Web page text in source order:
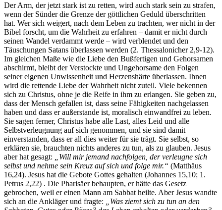
Der Arm, der jetzt stark ist zu retten, wird auch stark sein zu strafen,
wenn der Sünder die Grenze der göttlichen Geduld überschritten
hat. Wer sich weigert, nach dem Leben zu trachten, wer nicht in der
Bibel forscht, um die Wahrheit zu erfahren – damit er nicht durch
seinen Wandel verdammt werde – wird verblendet und den
Täuschungen Satans überlassen werden (2. Thessalonicher 2,9-12).
Im gleichen Maße wie die Liebe den Bußfertigen und Gehorsamen
abschirmt, bleibt der Verstockte und Ungehorsame den Folgen
seiner eigenen Unwissenheit und Herzenshärte überlassen. Ihnen
wird die rettende Liebe der Wahrheit nicht zuteil. Viele bekennen
sich zu Christus, ohne je die Reife in ihm zu erlangen. Sie geben zu,
dass der Mensch gefallen ist, dass seine Fähigkeiten nachgelassen
haben und dass er außerstande ist, moralisch einwandfrei zu leben.
Sie sagen ferner, Christus habe alle Last, alles Leid und alle
Selbstverleugnung auf sich genommen, und sie sind damit
einverstanden, dass er all dies weiter für sie trägt. Sie selbst, so
erklären sie, brauchten nichts anderes zu tun, als zu glauben. Jesus
aber hat gesagt:
„Will mir jemand nachfolgen, der verleugne sich
selbst und nehme sein Kreuz auf sich und folge mir.“ (Matthäus
16,24). Jesus hat die Gebote Gottes gehalten (Johannes 15,10; 1.
Petrus 2,22) . Die Pharisäer behaupten, er hätte das Gesetz
gebrochen, weil er einen Mann am Sabbat heilte. Aber Jesus wandte
sich an die Ankläger und fragte:
„Was ziemt sich zu tun an den